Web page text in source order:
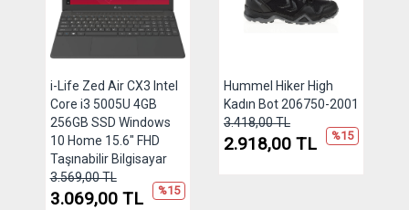
i-Life Zed Air CX3 Intel
Core i3 5005U 4GB
256GB SSD Windows
10 Home 15.6" FHD
Taşınabilir Bilgisayar
3.569,00 TL
%15
3.069,00 TL
Hummel Hiker High
Kadın Bot 206750-2001
3.418,00 TL
%15
2.918,00 TL